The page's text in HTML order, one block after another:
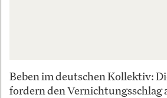
Beben im deutschen Kollektiv:
fordern den Vernichtungsschlag